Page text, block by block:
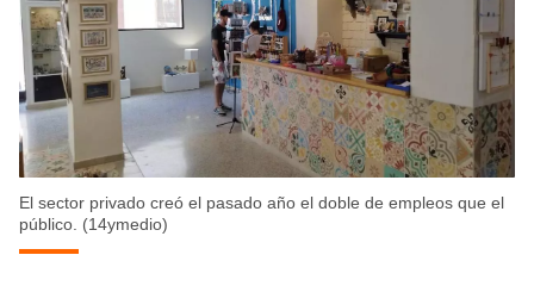
El sector privado creó el pasado año el doble de empleos que el
público. (14ymedio)